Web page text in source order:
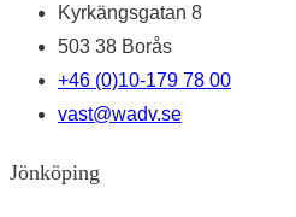
Kyrkängsgatan 8
503 38 Borås
+46 (0)10-179 78 00
vast@wadv.se
Jönköping